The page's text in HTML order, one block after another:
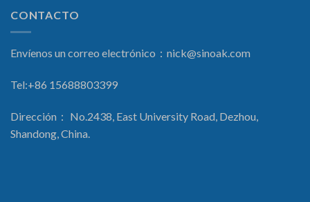
CONTACTO
Envíenos un correo electrónico： nick@sinoak.com
Tel:+86 15688803399
Dirección： No.2438, East University Road, Dezhou,
Shandong, China.